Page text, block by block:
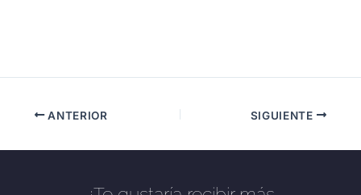
ANTERIOR SIGUIENTE